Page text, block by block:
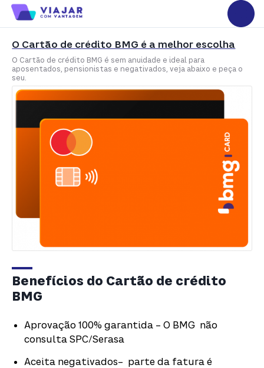
O Cartão de crédito BMG é a melhor escolha
O Cartão de crédito BMG é sem anuidade e ideal para
aposentados, pensionistas e negativados, veja abaixo e peça o
seu.
Benefícios do Cartão de crédito
BMG
Aprovação 100% garantida – O BMG não
consulta SPC/Serasa
Aceita negativados– parte da fatura é